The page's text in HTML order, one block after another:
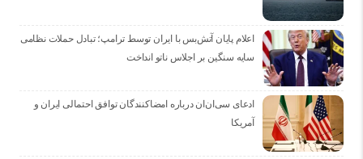
اعلام پایان آتش‌بس با ایران توسط ترامپ؛ تبادل حملات نظامی
سایه سنگین بر اجلاس ناتو انداخت
ادعای سی‌ان‌ان درباره امضاکنندگان توافق احتمالی ایران و
آمریکا